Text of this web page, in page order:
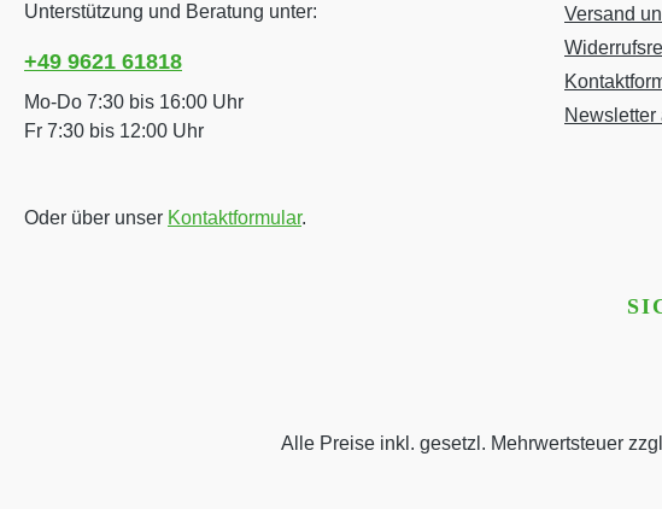
Unterstützung und Beratung unter:
+49 9621 61818
Mo-Do 7:30 bis 16:00 Uhr
Fr 7:30 bis 12:00 Uhr
Oder über unser Kontaktformular.
Versand
Newsletter
Alle Preise inkl. gesetzl. Mehrwertsteuer